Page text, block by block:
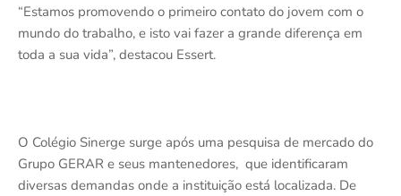
“Estamos promovendo o primeiro contato do jovem com o
mundo do trabalho, e isto vai fazer a grande diferença em
toda a sua vida”, destacou Essert.
O Colégio Sinerge surge após uma pesquisa de mercado do
Grupo GERAR e seus mantenedores, que identificaram
diversas demandas onde a instituição está localizada. De